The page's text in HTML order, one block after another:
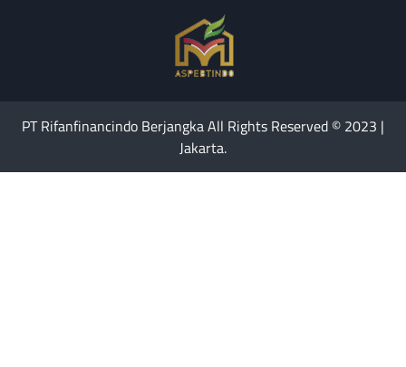
PT Rifanfinancindo Berjangka All Rights Reserved © 2023 |
Jakarta.